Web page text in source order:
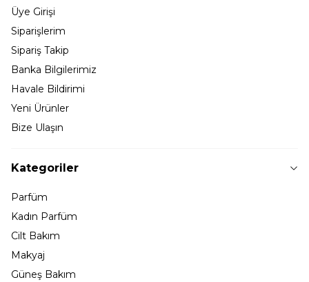
Üye Girişi
Siparişlerim
Sipariş Takip
Banka Bilgilerimiz
Havale Bildirimi
Yeni Ürünler
Bize Ulaşın
Kategoriler
Parfüm
Kadın Parfüm
Cilt Bakım
Makyaj
Güneş Bakım